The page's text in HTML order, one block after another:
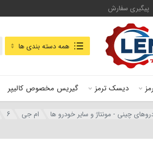
پیگیری سفارش
دیسک ترمز گیریس مخصوص کالیپر
جستجو در:همه دسته بندی ها
چینی - مونتاژ و سایر خودرو ها ام جی 6